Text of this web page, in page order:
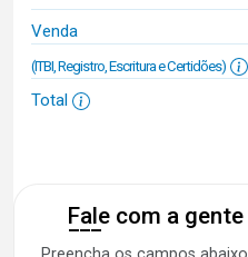
Venda
(ITBI, Registro, Escritura e Certidões)
Total
Fale com a